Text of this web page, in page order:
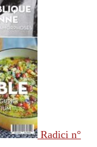
Radici n°